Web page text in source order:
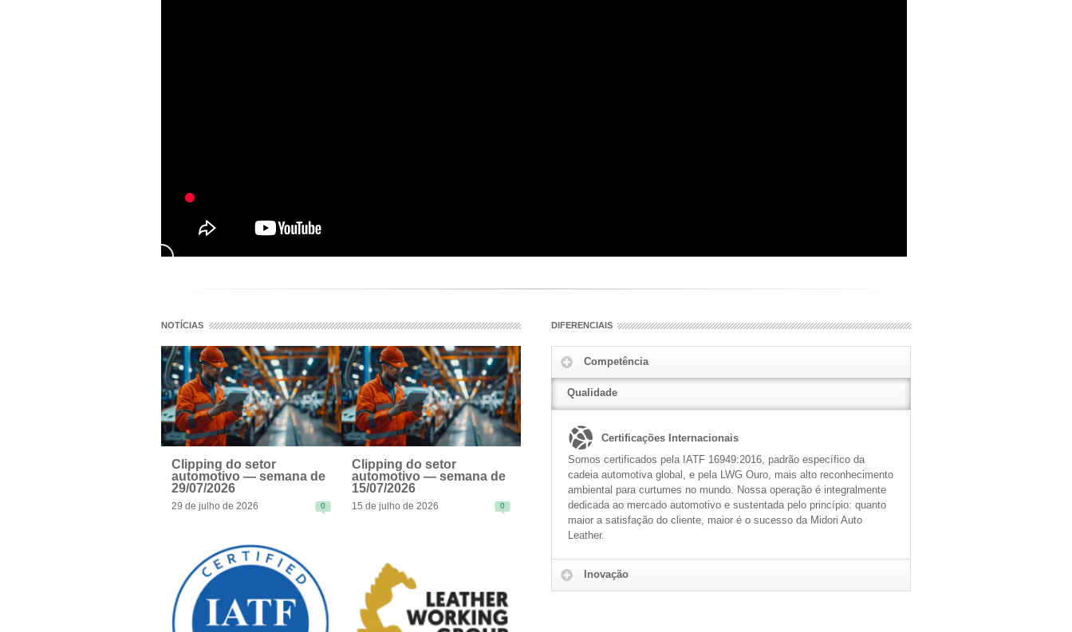
NOTÍCIAS
READ MORE
Clipping do setor
automotivo — semana de
29/07/2026
29 de julho de 2026 0
READ MORE
Clipping do setor
automotivo — semana de
15/07/2026
15 de julho de 2026 0
DIFERENCIAIS
Competência
Qualidade
Certificações Internacionais
Somos certificados pela IATF 16949:2016, padrão específico da
cadeia automotiva global, e pela LWG Ouro, mais alto reconhecimento
ambiental para curtumes no mundo. Nossa operação é integralmente
dedicada ao mercado automotivo e sustentada pelo princípio: quanto
maior a satisfação do cliente, maior é o sucesso da Midori Auto
Leather.
Inovação